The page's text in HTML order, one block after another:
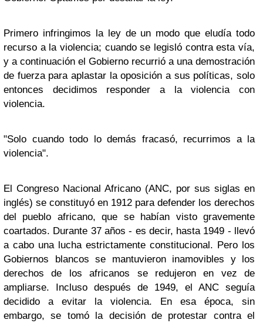
Primero infringimos la ley de un modo que eludía todo
recurso a la violencia; cuando se legisló contra esta vía,
y a continuación el Gobierno recurrió a una demostración
de fuerza para aplastar la oposición a sus políticas, solo
entonces decidimos responder a la violencia con
violencia.
"Solo cuando todo lo demás fracasó, recurrimos a la
violencia".
El Congreso Nacional Africano (ANC, por sus siglas en
inglés) se constituyó en 1912 para defender los derechos
del pueblo africano, que se habían visto gravemente
coartados. Durante 37 años - es decir, hasta 1949 - llevó
a cabo una lucha estrictamente constitucional. Pero los
Gobiernos blancos se mantuvieron inamovibles y los
derechos de los africanos se redujeron en vez de
ampliarse. Incluso después de 1949, el ANC seguía
decidido a evitar la violencia. En esa época, sin
embargo, se tomó la decisión de protestar contra el